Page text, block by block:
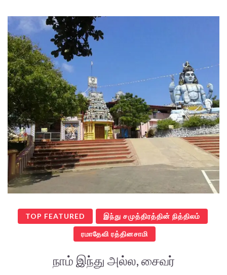
TOP FEATURED இந்து சமுத்திரத்தின் நித்திலம்
ரமாதேவி ரத்தினசாமி
நாம் இந்து அல்ல, சைவர்